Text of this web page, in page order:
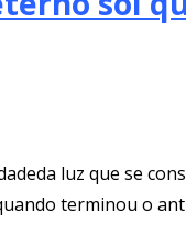
luz que se
terminou o